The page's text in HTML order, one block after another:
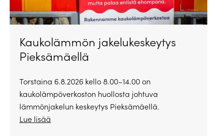
Kaukolämmön jakelukeskeytys
Pieksämäellä
Torstaina 6.8.2026 kello 8.00–14.00 on
kaukolämpöverkoston huollosta johtuva
lämmönjakelun keskeytys Pieksämäellä.
Lue lisää